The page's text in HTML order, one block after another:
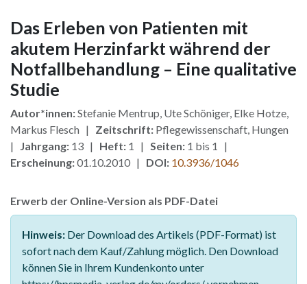
Das Erleben von Patienten mit
akutem Herzinfarkt während der
Notfallbehandlung – Eine qualitative
Studie
Autor*innen:Stefanie Mentrup, Ute Schöniger, Elke Hotze,
Markus Flesch | Zeitschrift: Pflegewissenschaft, Hungen
| Jahrgang: 13 | Heft: 1 | Seiten: 1 bis 1 |
Erscheinung:01.10.2010 | DOI: 10.3936/1046
Erwerb der Online-Version als PDF-Datei
Hinweis: Der Download des Artikels (PDF-Format) ist
sofort nach dem Kauf/Zahlung möglich. Den Download
können Sie in Ihrem Kundenkonto unter